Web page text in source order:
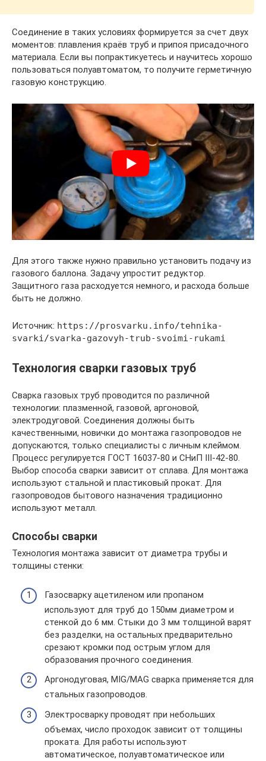
Соединение в таких условиях формируется за счет двух
моментов: плавления краёв труб и припоя присадочного
материала. Если вы попрактикуетесь и научитесь хорошо
пользоваться полуавтоматом, то получите герметичную
газовую конструкцию.
Для этого также нужно правильно установить подачу из
газового баллона. Задачу упростит редуктор.
Защитного газа расходуется немного, и расхода больше
быть не должно.
Источник: https://prosvarku.info/tehnika-
svarki/svarka-gazovyh-trub-svoimi-rukami
Технология сварки газовых труб
Cварка газовых труб проводится по различной
технологии: плазменной, газовой, аргоновой,
электродуговой. Соединения должны быть
качественными, новички до монтажа газопроводов не
допускаются, только специалисты с личным клеймом.
Процесс регулируется ГОСТ 16037-80 и СНиП III-42-80.
Выбор способа сварки зависит от сплава. Для монтажа
используют стальной и пластиковый прокат. Для
газопроводов бытового назначения традиционно
используют металл.
Способы сварки
Технология монтажа зависит от диаметра трубы и
толщины стенки:
Газосварку ацетиленом или пропаном
используют для труб до 150мм диаметром и
стенкой до 6 мм. Стыки до 3 мм толщиной варят
без разделки, на остальных предварительно
срезают кромки под острым углом для
образования прочного соединения.
Аргонодуговая, MIG/MAG сварка применяется для
стальных газопроводов.
Электросварку проводят при небольших
объемах, число проходок зависит от толщины
проката. Для работы используют
автоматическое, полуавтоматическое или